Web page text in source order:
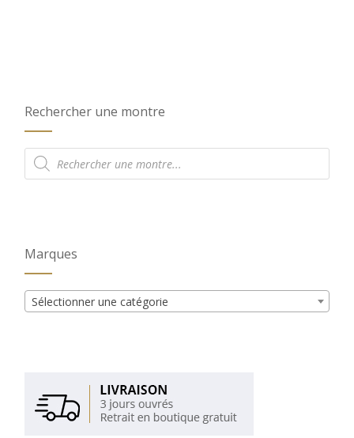
Rechercher une montre
Recherche
de
produits
Marques
Sélectionner une catégorie